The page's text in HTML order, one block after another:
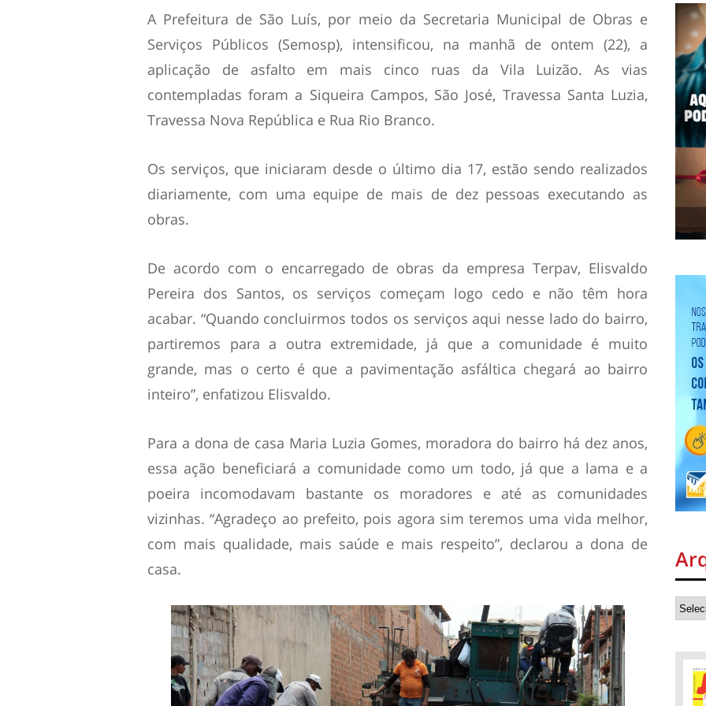
A Prefeitura de São Luís, por meio da Secretaria Municipal de Obras e
Serviços Públicos (Semosp), intensificou, na manhã de ontem (22), a
aplicação de asfalto em mais cinco ruas da Vila Luizão. As vias
contempladas foram a Siqueira Campos, São José, Travessa Santa Luzia,
Travessa Nova República e Rua Rio Branco.
Os serviços, que iniciaram desde o último dia 17, estão sendo realizados
diariamente, com uma equipe de mais de dez pessoas executando as
obras.
De acordo com o encarregado de obras da empresa Terpav, Elisvaldo
Pereira dos Santos, os serviços começam logo cedo e não têm hora
acabar. “Quando concluirmos todos os serviços aqui nesse lado do bairro,
partiremos para a outra extremidade, já que a comunidade é muito
grande, mas o certo é que a pavimentação asfáltica chegará ao bairro
inteiro”, enfatizou Elisvaldo.
Para a dona de casa Maria Luzia Gomes, moradora do bairro há dez anos,
essa ação beneficiará a comunidade como um todo, já que a lama e a
poeira incomodavam bastante os moradores e até as comunidades
vizinhas. “Agradeço ao prefeito, pois agora sim teremos uma vida melhor,
com mais qualidade, mais saúde e mais respeito”, declarou a dona de
casa.